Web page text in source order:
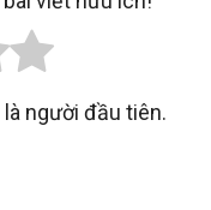
người đầu tiên.